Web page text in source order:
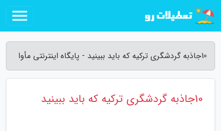
10جاذبه گردشگری ترکیه که باید ببینید - پایگاه اینترنتی مأوا
10جاذبه گردشگری ترکیه که باید ببینید